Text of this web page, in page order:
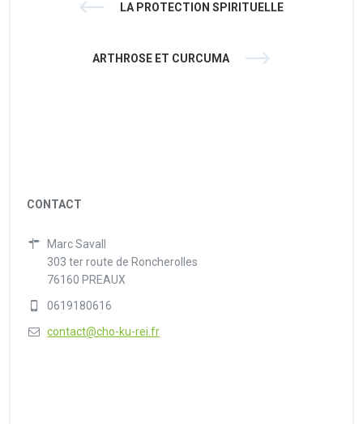
LA PROTECTION SPIRITUELLE
ARTHROSE ET CURCUMA
CONTACT
Marc Savall
303 ter route de Roncherolles
76160 PREAUX
0619180616
contact@cho-ku-rei.fr